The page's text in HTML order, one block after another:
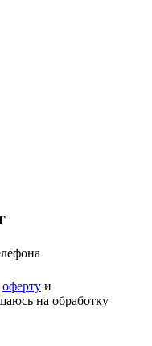
оферту и
на обработку